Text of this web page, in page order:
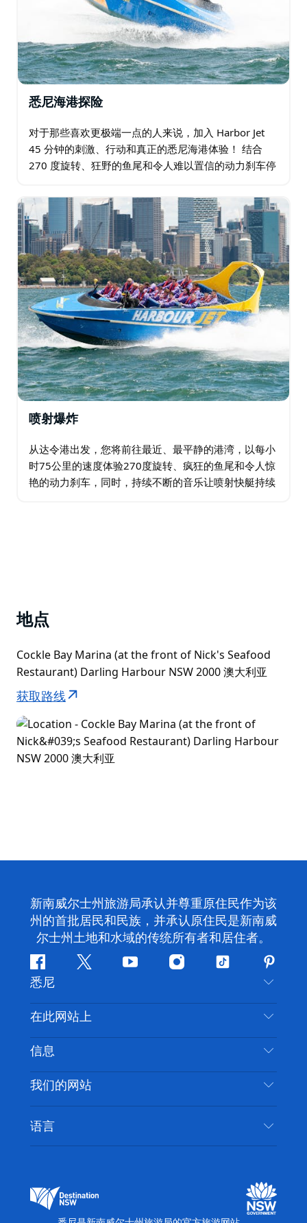
悉尼海港探险
对于那些喜欢更极端一点的人来说，加入 Harbor Jet
45 分钟的刺激、行动和真正的悉尼海港体验！ 结合
270 度旋转、狂野的鱼尾和令人难以置信的动力刹车停
喷射快艇在著名的海港大桥下疾驰…
喷射爆炸
从达令港出发，您将前往最近、最平静的港湾，以每小
时75公里的速度体验270度旋转、疯狂的鱼尾和令人惊
艳的动力刹车，同时，持续不断的音乐让喷射快艇持续
地点
Cockle Bay Marina (at the front of Nick's Seafood
Restaurant) Darling Harbour NSW 2000 澳大利亚
获取路线
新南威尔士州旅游局承认并尊重原住民作为该
州的首批居民和民族，并承认原住民是新南威
尔士州土地和水域的传统所有者和居住者。
Facebook叽
喳
喳
YouTubeInstagram
抖
悉尼
联系我们
免责声明
隐私
Cookie 通知
在此网站上
目的地
推荐活动
新南威尔士州公路旅行
活动
住宿
信息
旅行信息
无障碍悉尼
列出您的业务
我们的网站
新南威尔士州旅游局媒体中心
缤纷悉尼灯光音乐节
语言